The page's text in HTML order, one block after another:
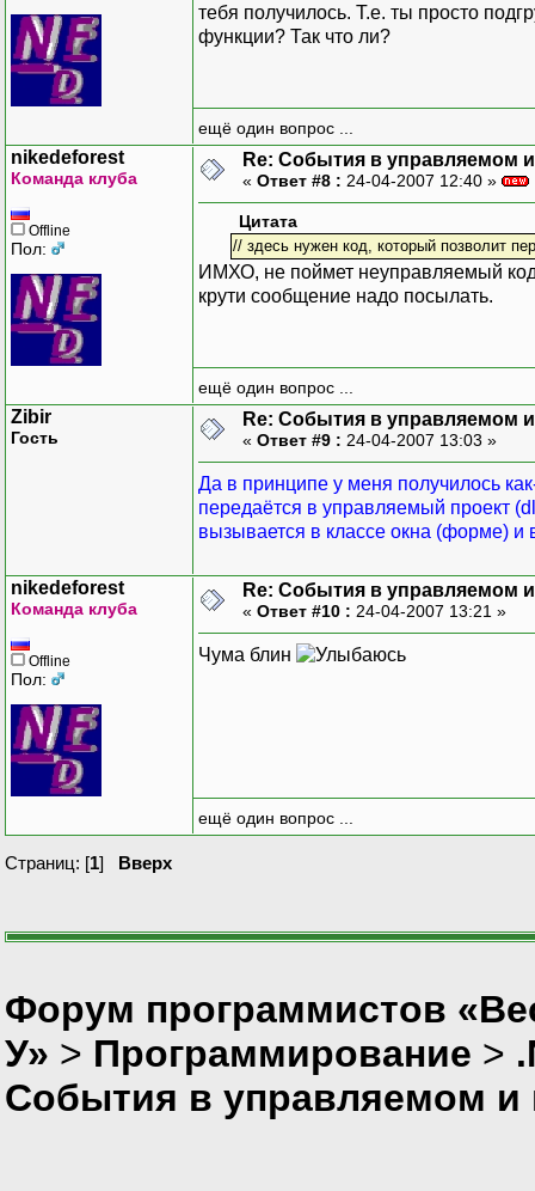
тебя получилось. Т.е. ты просто
функции? Так что ли?
ещё один вопрос ...
nikedeforest
Команда клуба
Offline
Пол:
Re: События в управляемом
« Ответ #8 : 24-04-2007 12:40 »
Цитата
// здесь нужен код, который позволит
ИМХО, не поймет неуправляемый
крути сообщение надо посылать.
ещё один вопрос ...
Zibir
Гость
Re: События в управляемом
« Ответ #9 : 24-04-2007 13:03 »
Да в принципе у меня получилось
передаётся в управляемый проект
вызывается в классе окна (форме) и
nikedeforest
Команда клуба
Offline
Пол:
Re: События в управляемом
« Ответ #10 : 24-04-2007 13:21 »
Чума блин
ещё один вопрос ...
Страниц: [1] Вверх
Форум программистов
У» > Программирование >
События в управляемом и